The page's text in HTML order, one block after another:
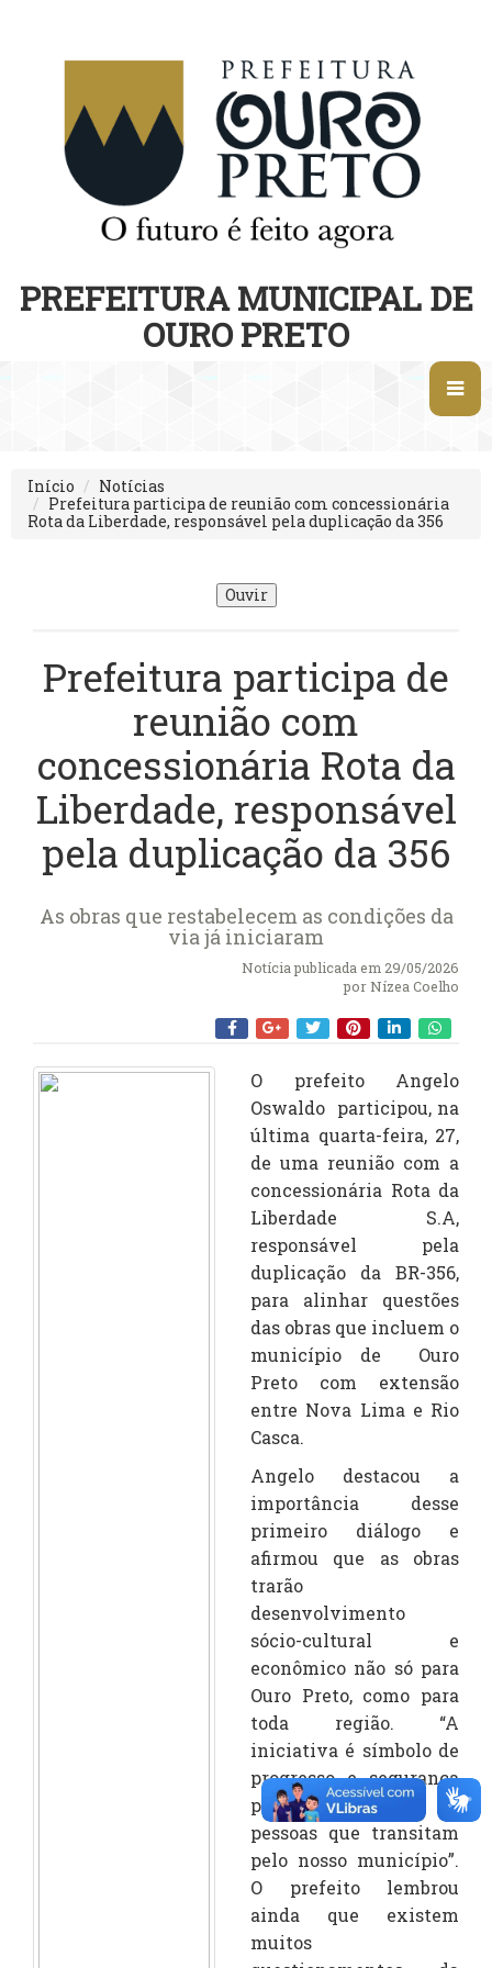
PREFEITURA MUNICIPAL DE
OURO PRETO
Início
Notícias
Prefeitura participa de reunião com concessionária
Rota da Liberdade, responsável pela duplicação da 356
Ouvir
Prefeitura participa de
reunião com
concessionária Rota da
Liberdade, responsável
pela duplicação da 356
As obras que restabelecem as condições da
via já iniciaram
Notícia publicada em 29/05/2026
por Nízea Coelho
O prefeito Angelo
Oswaldo participou, na
última quarta-feira, 27,
de uma reunião com a
concessionária Rota da
Liberdade S.A,
responsável pela
duplicação da BR-356,
para alinhar questões
das obras que incluem o
município de Ouro
Preto com extensão
entre Nova Lima e Rio
Casca.
Angelo destacou a
importância desse
primeiro diálogo e
afirmou que as obras
trarão
desenvolvimento
sócio-cultural e
econômico não só para
Ouro Preto, como para
toda região. “A
iniciativa é símbolo de
progresso e segurança
para milhares de
pessoas que transitam
pelo nosso município”.
O prefeito lembrou
ainda que existem
muitos